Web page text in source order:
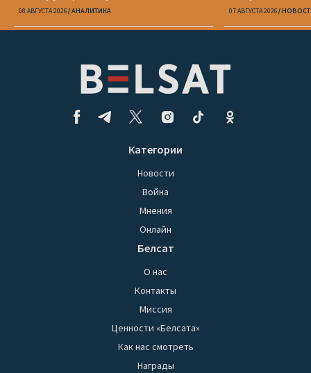
08 АВГУСТА 2026 АНАЛИТИКА 07 АВГУСТА 2026
Категории
Новости
Война
Мнения
Онлайн
Белсат
О нас
Контакты
Миссия
Ценности «Белсата»
Как нас смотреть
Награды